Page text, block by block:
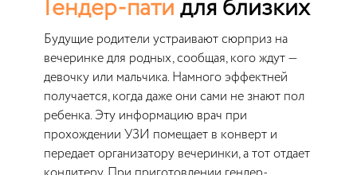
Гендер-патидля близких
Будущие родители устраивают сюрприз на
вечеринке для родных, сообщая, кого ждут —
девочку или мальчика. Намного эффектней
получается, когда даже они сами не знают пол
ребенка. Эту информацию врач при
прохождении УЗИ помещает в конверт и
передает организатору вечеринки, а тот отдает